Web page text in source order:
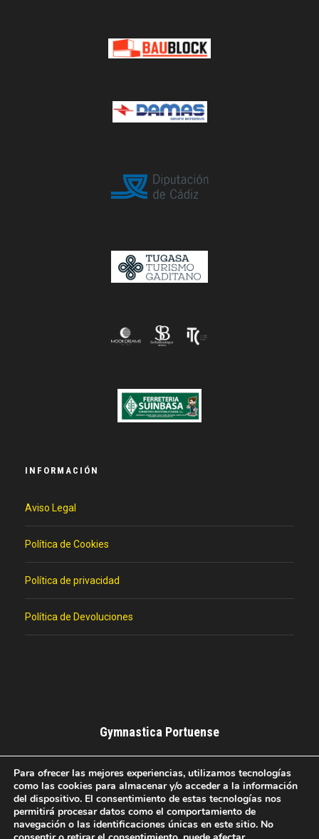
INFORMACIÓN
Aviso Legal
Política de Cookies
Política de privacidad
Política de Devoluciones
Gymnastica Portuense
María.
Para ofrecer las mejores experiencias, utilizamos tecnologías
como las cookies para almacenar y/o acceder a la información
del dispositivo. El consentimiento de estas tecnologías nos
permitirá procesar datos como el comportamiento de
navegación o las identificaciones únicas en este sitio. No